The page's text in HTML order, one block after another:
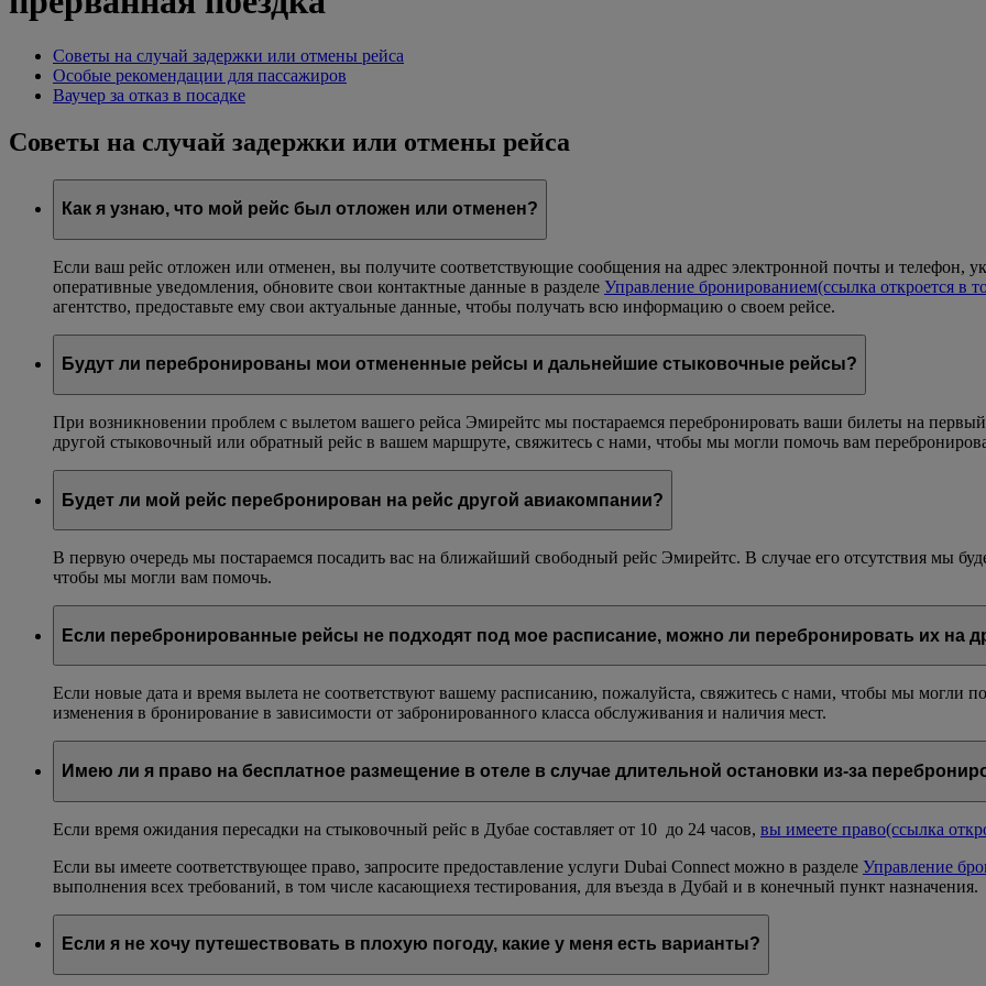
Советы на случай задержки или отмены рейса
Особые рекомендации для пассажиров
Ваучер за отказ в посадке
Советы на случай задержки или отмены рейса
Как я узнаю, что мой рейс был отложен или отменен?
Если ваш рейс отложен или отменен, вы получите соответствующие сообщения на адрес электронной почты и телефон,
оперативные уведомления, обновите свои контактные данные в разделе Управление бронированием(ссылка откроется в
агентство, предоставьте ему свои актуальные данные, чтобы получать всю информацию о своем рейсе.
Будут ли перебронированы мои отмененные рейсы и дальнейшие стыковочные рейсы?
При возникновении проблем с вылетом вашего рейса Эмирейтс мы постараемся перебронировать ваши билеты на
другой стыковочный или обратный рейс в вашем маршруте, свяжитесь с нами, чтобы мы могли помочь вам
Будет ли мой рейс перебронирован на рейс другой авиакомпании?
В первую очередь мы постараемся посадить вас на ближайший свободный рейс Эмирейтс. В случае его отсутствия мы
чтобы мы могли вам помочь.
Если перебронированные рейсы не подходят под мое расписание, можно ли перебронировать их на
Если новые дата и время вылета не соответствуют вашему расписанию, пожалуйста, свяжитесь с нами, чтобы мы могли
изменения в бронирование в зависимости от забронированного класса обслуживания и наличия мест.
Имею ли я право на бесплатное размещение в отеле в случае длительной остановки из-за
Если время ожидания пересадки на стыковочный рейс в Дубае составляет от 10 до 24 часов, вы имеете право(ссылка
Если вы имеете соответствующее право, запросите предоставление услуги Dubai Connect можно в разделе Управление
выполнения всех требований, в том числе касающиехя тестирования, для въезда в Дубай и в конечный пункт назначения.
Если я не хочу путешествовать в плохую погоду, какие у меня есть варианты?